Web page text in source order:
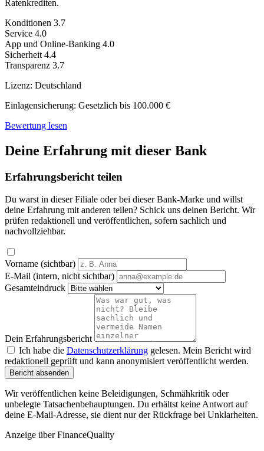
Ratenkrediten.
Konditionen 3.7
Service 4.0
App und Online-Banking 4.0
Sicherheit 4.4
Transparenz 3.7
Lizenz: Deutschland
Einlagensicherung: Gesetzlich bis 100.000 €
Bewertung lesen
Deine Erfahrung mit dieser Bank
Erfahrungsbericht teilen
Du warst in dieser Filiale oder bei dieser Bank-Marke und willst
deine Erfahrung mit anderen teilen? Schick uns deinen Bericht. Wir
prüfen redaktionell und veröffentlichen, sofern sachlich und
nachvollziehbar.
Vorname (sichtbar)
E-Mail (intern, nicht sichtbar)
Gesamteindruck
Dein Erfahrungsbericht
Ich habe die Datenschutzerklärung gelesen. Mein Bericht wird
redaktionell geprüft und kann anonymisiert veröffentlicht werden.
Bericht absenden
Wir veröffentlichen keine Beleidigungen, Schmähkritik oder
unbelegte Tatsachenbehauptungen. Du erhältst keine Antwort auf
deine E-Mail-Adresse, sie dient nur der Rückfrage bei Unklarheiten.
Anzeige über FinanceQuality